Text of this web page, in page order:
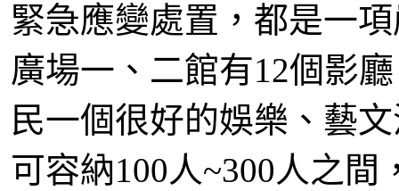
緊急應變處置，都是一
廣場一、二館有12個影
民一個很好的娛樂、藝
可容納100人~300人之